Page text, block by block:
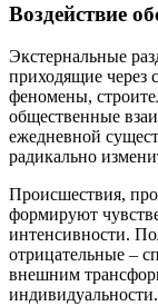
Воздействие
Экстернальные
приходящие через
феномены,
общественные
ежедневной
радикально
Происшествия,
формируют
интенсивности.
отрицательные –
внешним
индивидуальности.